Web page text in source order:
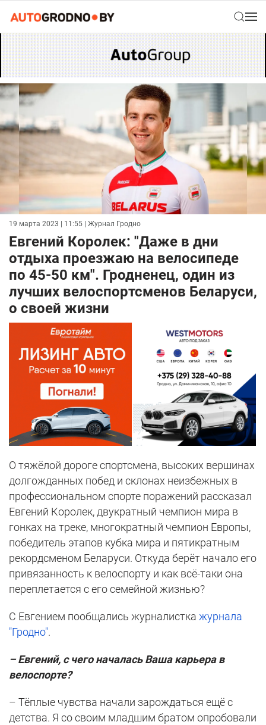
19 марта 2023 | 11:55 | Журнал Гродно
Евгений Королек: "Даже в дни
отдыха проезжаю на велосипеде
по 45-50 км". Гродненец, один из
лучших велоспортсменов Беларуси,
о своей жизни
О тяжёлой дороге спортсмена, высоких вершинах
долгожданных побед и склонах неизбежных в
профессиональном спорте поражений рассказал
Евгений Королек, двукратный чемпион мира в
гонках на треке, многократный чемпион Европы,
победитель этапов кубка мира и пятикратным
рекордсменом Беларуси. Откуда берёт начало его
привязанность к велоспорту и как всё-таки она
переплетается с его семейной жизнью?
С Евгением пообщались журналистка журнала
"Гродно".
– Евгений, с чего началась Ваша карьера в
велоспорте?
– Тёплые чувства начали зарождаться ещё с
детства. Я со своим младшим братом опробовали